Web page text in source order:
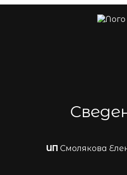
ИП Смолякова